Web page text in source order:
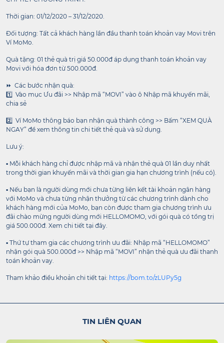
Thời gian: 01/12/2020 – 31/12/2020.
Đối tượng: Tất cả khách hàng lần đầu thanh toán khoản vay Movi trên
Ví MoMo.
Quà tặng: 01 thẻ quà trị giá 50.000đ áp dụng thanh toán khoản vay
Movi với hóa đơn từ 500.000đ.
⏩ Các bước nhận quà:
1️⃣ Vào mục Ưu đãi >> Nhập mã “MOVI” vào ô Nhập mã khuyến mãi,
chia sẻ
2️⃣ Ví MoMo thông báo bạn nhận quà thành công >> Bấm “XEM QUÀ
NGAY” để xem thông tin chi tiết thẻ quà và sử dụng.
Lưu ý:
▪️ Mỗi khách hàng chỉ được nhập mã và nhận thẻ quà 01 lần duy nhất
trong thời gian khuyến mãi và thời gian gia hạn chương trình (nếu có).
▪️ Nếu bạn là người dùng mới chưa từng liên kết tài khoản ngân hàng
với MoMo và chưa từng nhận thưởng từ các chương trình dành cho
khách hàng mới của MoMo, bạn còn được tham gia chương trình ưu
đãi chào mừng người dùng mới HELLOMOMO, với gói quà có tổng trị
giá 500.000đ. Xem chi tiết tại đây.
▪️ Thứ tự tham gia các chương trình ưu đãi: Nhập mã “HELLOMOMO”
nhận gói quà 500.000đ >> Nhập mã “MOVI” nhận thẻ quà ưu đãi thanh
toán khoản vay.
Tham khảo điều khoản chi tiết tại: https://bom.to/zLUPy5g
TIN LIÊN QUAN